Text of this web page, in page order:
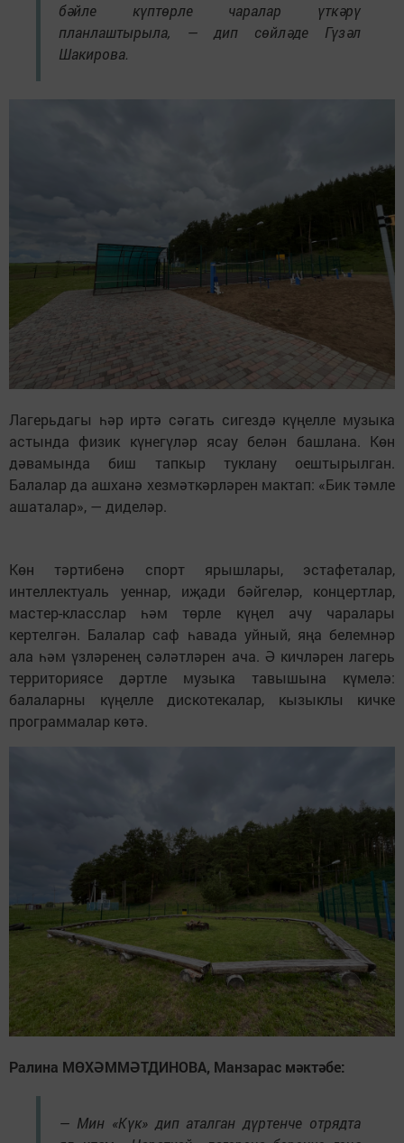
бәйле күптөрле чаралар үткәрү
планлаштырыла, — дип сөйләде Гүзәл
Шакирова.
Лагерьдагы һәр иртә сәгать сигездә күңелле музыка
астында физик күнегүләр ясау белән башлана. Көн
дәвамында биш тапкыр туклану оештырылган.
Балалар да ашханә хезмәткәрләрен мактап: «Бик тәмле
ашаталар», — диделәр.
Көн тәртибенә спорт ярышлары, эстафеталар,
интеллектуаль уеннар, иҗади бәйгеләр, концертлар,
мастер-класслар һәм төрле күңел ачу чаралары
кертелгән. Балалар саф һавада уйный, яңа белемнәр
ала һәм үзләренең сәләтләрен ача. Ә кичләрен лагерь
территориясе дәртле музыка тавышына күмелә:
балаларны күңелле дискотекалар, кызыклы кичке
программалар көтә.
Ралина МӨХӘММӘТДИНОВА, Манзарас мәктәбе:
— Мин «Күк» дип аталган дүртенче отрядта